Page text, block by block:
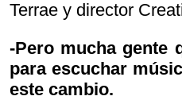
Terrae y director
-Pero mucha gente
para escuchar
este cambio.